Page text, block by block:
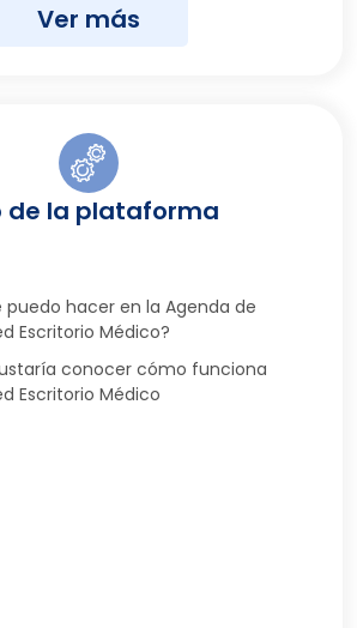
Ver más
de la plataforma
puedo hacer en la Agenda de
Escritorio Médico?
conocer cómo funciona
Escritorio Médico